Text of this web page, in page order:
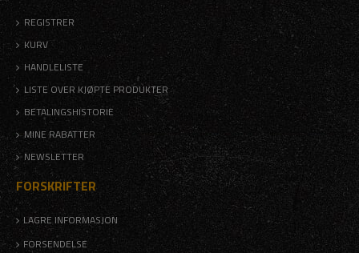
REGISTRER
KURV
HANDLELISTE
LISTE OVER KJØPTE PRODUKTER
BETALINGSHISTORIE
MINE RABATTER
NEWSLETTER
FORSKRIFTER
LAGRE INFORMASJON
FORSENDELSE